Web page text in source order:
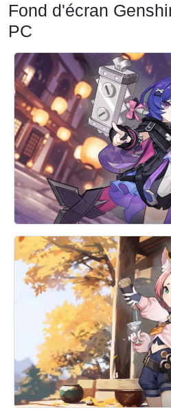
Fond d'écran
PC